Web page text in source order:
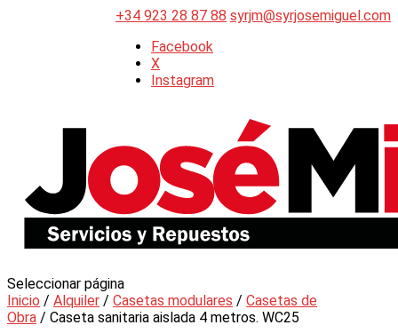
+34 923 28 87 88 syrjm@syrjosemiguel.com
Facebook
X
Instagram
Seleccionar página
Inicio / Alquiler / Casetas modulares / Casetas de
Obra / Caseta sanitaria aislada 4 metros. WC25